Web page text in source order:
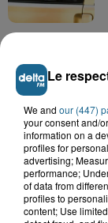
A
Le
We and our (447)
your consent and/
information on a
profiles for
advertising;
performance;
of data from
profiles to
content; Use